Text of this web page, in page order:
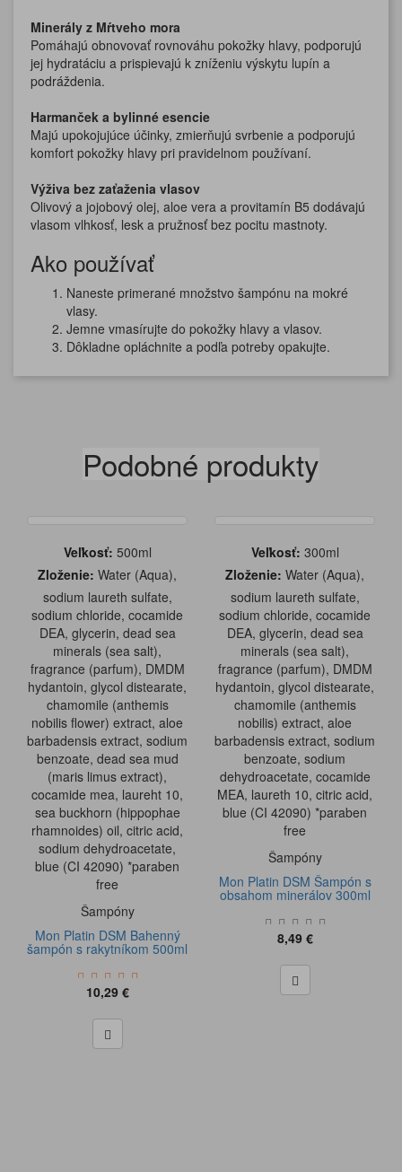
Minerály z Mŕtveho mora
Pomáhajú obnovovať rovnováhu pokožky hlavy, podporujú
jej hydratáciu a prispievajú k zníženiu výskytu lupín a
podráždenia.
Harmanček a bylinné esencie
Majú upokojujúce účinky, zmierňujú svrbenie a podporujú
komfort pokožky hlavy pri pravidelnom používaní.
Výživa bez zaťaženia vlasov
Olivový a jojobový olej, aloe vera a provitamín B5 dodávajú
vlasom vlhkosť, lesk a pružnosť bez pocitu mastnoty.
Ako používať
Naneste primerané množstvo šampónu na mokré
vlasy.
Jemne vmasírujte do pokožky hlavy a vlasov.
Dôkladne opláchnite a podľa potreby opakujte.
Podobné produkty
Veľkosť: 500ml
Zloženie: Water (Aqua),
sodium laureth sulfate,
sodium chloride, cocamide
DEA, glycerin, dead sea
minerals (sea salt),
fragrance (parfum), DMDM
hydantoin, glycol distearate,
chamomile (anthemis
nobilis flower) extract, aloe
barbadensis extract, sodium
benzoate, dead sea mud
(maris limus extract),
cocamide mea, laureht 10,
sea buckhorn (hippophae
rhamnoides) oil, citric acid,
sodium dehydroacetate,
blue (CI 42090) *paraben
free
Šampóny
Mon Platin DSM Bahenný
šampón s rakytníkom 500ml
10,29 €
Veľkosť: 300ml
Zloženie: Water (Aqua),
sodium laureth sulfate,
sodium chloride, cocamide
DEA, glycerin, dead sea
minerals (sea salt),
fragrance (parfum), DMDM
hydantoin, glycol distearate,
chamomile (anthemis
nobilis) extract, aloe
barbadensis extract, sodium
benzoate, sodium
dehydroacetate, cocamide
MEA, laureth 10, citric acid,
blue (CI 42090) *paraben
free
Šampóny
Mon Platin DSM Šampón s
obsahom minerálov 300ml
8,49 €